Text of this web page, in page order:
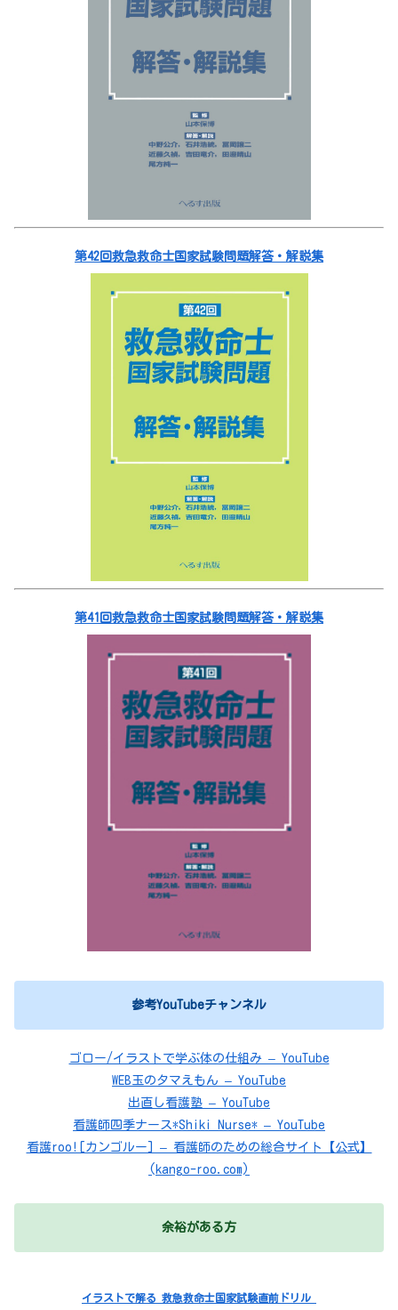
第42回救急救命士国家試験問題解答・解説集
第41回救急救命士国家試験問題解答・解説集
参考YouTubeチャンネル
ゴロー/イラストで学ぶ体の仕組み – YouTube
WEB玉のタマえもん – YouTube
出直し看護塾 – YouTube
看護師四季ナース*Shiki Nurse* – YouTube
看護roo![カンゴルー] – 看護師のための総合サイト【公式】
(kango-roo.com)
余裕がある方
イラストで解る 救急救命士国家試験直前ドリル